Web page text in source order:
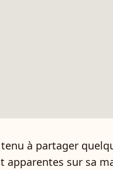
à partager
apparentes sur sa